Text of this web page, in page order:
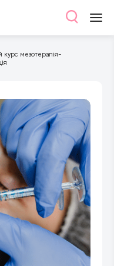
курс мезотерапія-